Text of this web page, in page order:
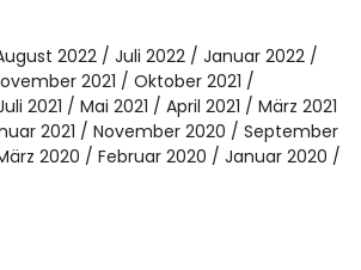
2022 Juli 2022
Januar 2022
2021
Oktober 2021
2021 Mai 2021 April 2021
März 2021
2021 November 2020
September
2020 Februar 2020
Januar 2020